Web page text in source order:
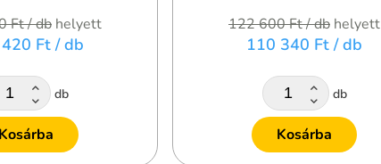
Ft/ db helyett
Ft / db
db
Kosárba
122 600 Ft/ db helyett
110 340 Ft / db
db
Kosárba